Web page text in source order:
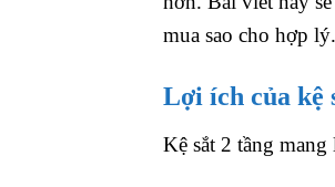
mua sao cho hợp lý.
Lợi ích của kệ
Kệ sắt 2 tầng